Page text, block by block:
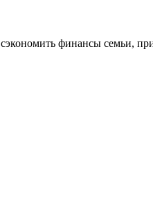
финансы семьи,